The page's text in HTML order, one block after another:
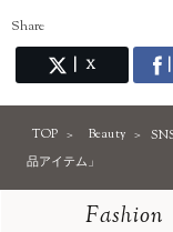
Share
X
TOP Beauty
品アイテム」
Fashion